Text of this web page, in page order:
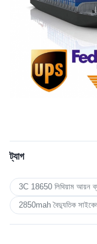
ট্যাগ
3C 18650 লিথিয়াম আয়ন
2850mah বৈদ্যুতিক সাইকেল